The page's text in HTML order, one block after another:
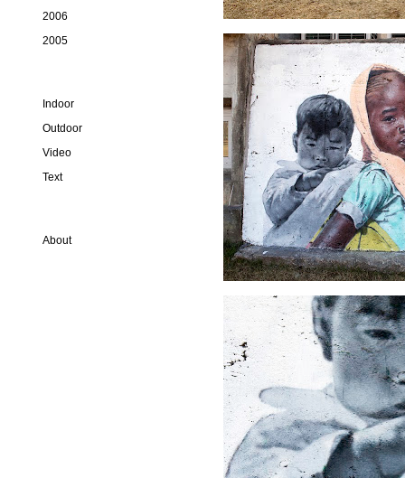
2006
2005
Indoor
Outdoor
Video
Text
About